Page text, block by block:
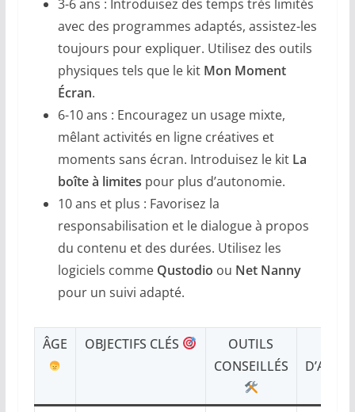
3-6 ans : Introduisez des temps très limités
avec des programmes adaptés, assistez-les
toujours pour expliquer. Utilisez des outils
physiques tels que le kit Mon Moment
Écran.
6-10 ans : Encouragez un usage mixte,
mêlant activités en ligne créatives et
moments sans écran. Introduisez le kit La
boîte à limites pour plus d’autonomie.
10 ans et plus : Favorisez la
responsabilisation et le dialogue à propos
du contenu et des durées. Utilisez les
logiciels comme Qustodio ou Net Nanny
pour un suivi adapté.
ÂGE OBJECTIFS CLÉS
OUTILS
CONSEILLÉS